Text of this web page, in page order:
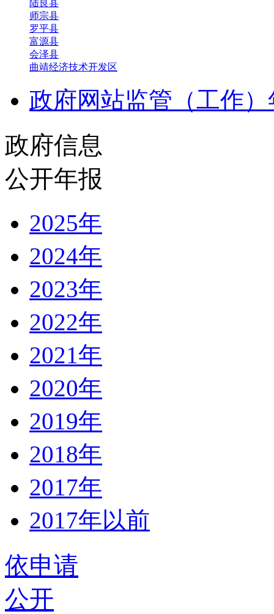
陆良县
师宗县
罗平县
富源县
会泽县
曲靖经济技术开发区
政府网站监管（工作
政府信息
公开年报
2025年
2024年
2023年
2022年
2021年
2020年
2019年
2018年
2017年
2017年以前
依申请
公开